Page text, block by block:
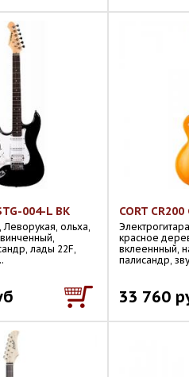
004-L BK
Леворукая, ольха,
лады 22F,
CORT
красное
вклееннный,
палисандр,
33 760